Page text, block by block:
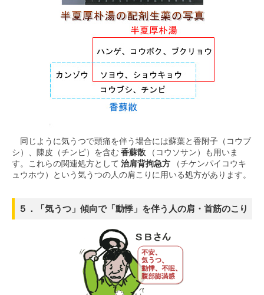
同じように気うつで頭痛を伴う場合には蘇葉と香附子（コウブ
シ）、陳皮（チンピ）を含む 香蘇散
（コウソサン）も用いま
す。これらの関連処方として 治肩背拘急方
（チケンパイコウキ
ュウホウ）という気うつの人の肩こりに用いる処方があります。
５．「気うつ」傾向で「動悸」を伴う人の肩・首筋のこり